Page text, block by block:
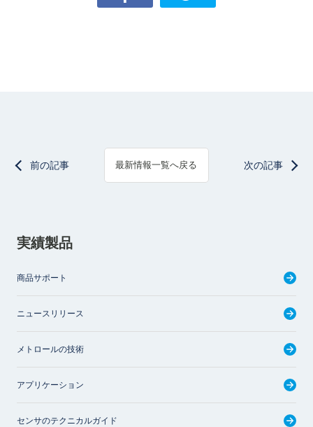
前の記事 最新情報一覧へ戻る 次の記事
実績製品
商品サポート
ニュースリリース
メトロールの技術
アプリケーション
センサのテクニカルガイド